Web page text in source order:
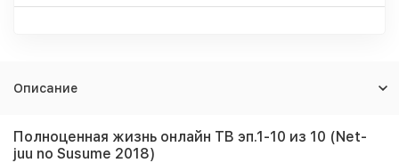
Описание
Полноценная жизнь онлайн ТВ эп.1-10 из 10 (Net-
juu no Susume 2018)